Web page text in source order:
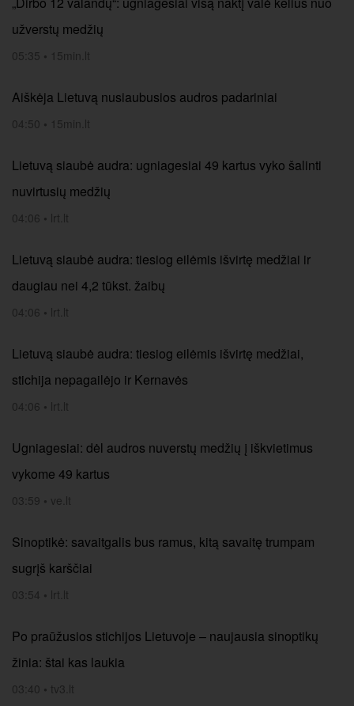
užverstų medžių
05:35 • 15min.lt
Aiškėja Lietuvą nusiaubusios audros padariniai
04:50 • 15min.lt
Lietuvą siaubė audra: ugniagesiai 49 kartus vyko šalinti
nuvirtusių medžių
04:06 • lrt.lt
Lietuvą siaubė audra: tiesiog eilėmis išvirtę medžiai ir
daugiau nei 4,2 tūkst. žaibų
04:06 • lrt.lt
Lietuvą siaubė audra: tiesiog eilėmis išvirtę medžiai,
stichija nepagailėjo ir Kernavės
04:06 • lrt.lt
Ugniagesiai: dėl audros nuverstų medžių į iškvietimus
vykome 49 kartus
03:59 • ve.lt
Sinoptikė: savaitgalis bus ramus, kitą savaitę trumpam
sugrįš karščiai
03:54 • lrt.lt
Po praūžusios stichijos Lietuvoje – naujausia sinoptikų
žinia: štai kas laukia
03:40 • tv3.lt